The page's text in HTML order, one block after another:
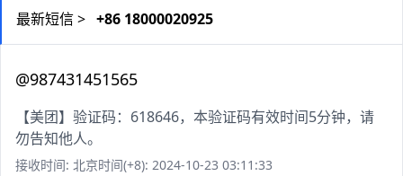
最新短信 > +86 18000020925
@987431451565
【美团】验证码：618646，本验证码有效时间5分钟，请
勿告知他人。
接收时间: 北京时间(+8): 2024-10-23 03:11:33